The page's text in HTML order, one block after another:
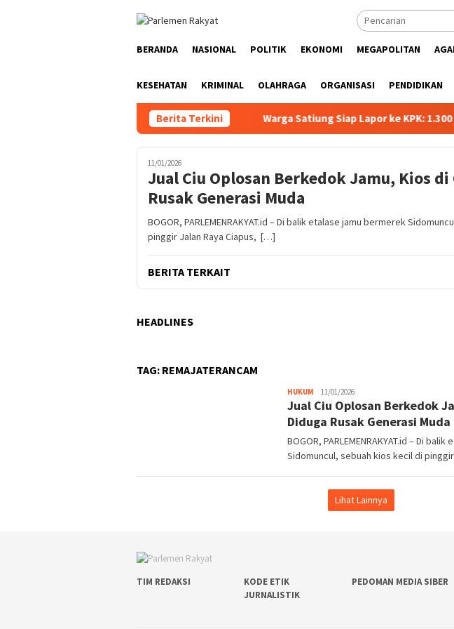
BERANDA NASIONAL POLITIK EKONOMI MEGAPOLITAN
KESEHATAN KRIMINAL OLAHRAGA ORGANISASI PENDIDIKAN
Berita Terkini Warga Satiung Siap Lapor ke KPK: 1.300
11/01/2026
Jual Ciu Oplosan Berkedok Jamu, Kios di
Rusak Generasi Muda
BOGOR, PARLEMENRAKYAT.id – Di balik etalase jamu bermerek
pinggir Jalan Raya Ciapus, […]
BERITA TERKAIT
HEADLINES
TAG: REMAJATERANCAM
HUKUM Parlemen
Rakyat
11/01/2026
Jual Ciu Oplosan Berkedok
Diduga Rusak Generasi Muda
BOGOR, PARLEMENRAKYAT.id – Di
Sidomuncul, sebuah kios kecil di
Lihat Lainnya
TIM REDAKSI
KODE ETIK
JURNALISTIK
PEDOMAN MEDIA SIBER